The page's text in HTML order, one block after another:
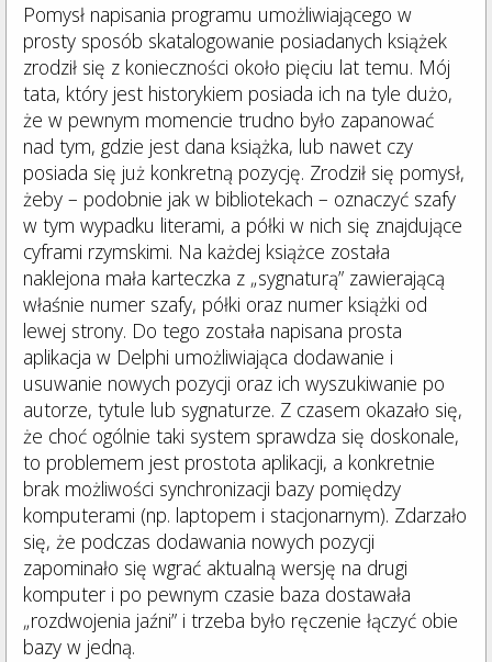
Pomysł napisania programu umożliwiającego w
prosty sposób skatalogowanie posiadanych książek
zrodził się z konieczności około pięciu lat temu. Mój
tata, który jest historykiem posiada ich na tyle dużo,
że w pewnym momencie trudno było zapanować
nad tym, gdzie jest dana książka, lub nawet czy
posiada się już konkretną pozycję. Zrodził się pomysł,
żeby – podobnie jak w bibliotekach – oznaczyć szafy
w tym wypadku literami, a półki w nich się znajdujące
cyframi rzymskimi. Na każdej książce została
naklejona mała karteczka z „sygnaturą” zawierającą
właśnie numer szafy, półki oraz numer książki od
lewej strony. Do tego została napisana prosta
aplikacja w Delphi umożliwiająca dodawanie i
usuwanie nowych pozycji oraz ich wyszukiwanie po
autorze, tytule lub sygnaturze. Z czasem okazało się,
że choć ogólnie taki system sprawdza się doskonale,
to problemem jest prostota aplikacji, a konkretnie
brak możliwości synchronizacji bazy pomiędzy
komputerami (np. laptopem i stacjonarnym). Zdarzało
się, że podczas dodawania nowych pozycji
zapominało się wgrać aktualną wersję na drugi
komputer i po pewnym czasie baza dostawała
„rozdwojenia jaźni” i trzeba było ręczenie łączyć obie
bazy w jedną.